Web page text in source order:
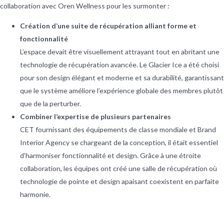
collaboration avec Oren Wellness pour les surmonter :
Création d’une suite de récupération alliant forme et
fonctionnalité
L’espace devait être visuellement attrayant tout en abritant une
technologie de récupération avancée. Le Glacier Ice a été choisi
pour son design élégant et moderne et sa durabilité, garantissant
que le système améliore l’expérience globale des membres plutôt
que de la perturber.
Combiner l’expertise de plusieurs partenaires
CET fournissant des équipements de classe mondiale et Brand
Interior Agency se chargeant de la conception, il était essentiel
d’harmoniser fonctionnalité et design. Grâce à une étroite
collaboration, les équipes ont créé une salle de récupération où
technologie de pointe et design apaisant coexistent en parfaite
harmonie.